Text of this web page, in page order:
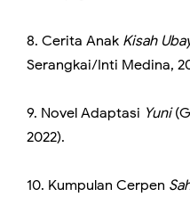
8. Cerita Anak Kisah
Serangkai/Inti Medina,
9. Novel Adaptasi Yuni
2022).
10. Kumpulan Cerpen